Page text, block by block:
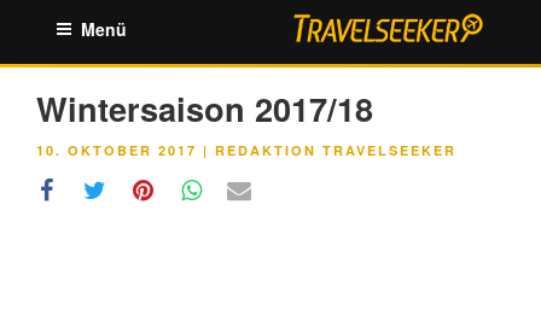
springen
Menü
Wintersaison 2017/18
VERÖFFENTLICHT
10. OKTOBER 2017 | REDAKTION TRAVELSEEKER